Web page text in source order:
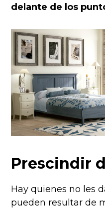
delante de los
Prescindir
Hay quienes no les
pueden resultar de